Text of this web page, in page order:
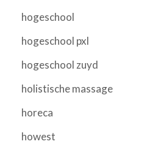
hogeschool
hogeschool pxl
hogeschool zuyd
holistische massage
horeca
howest